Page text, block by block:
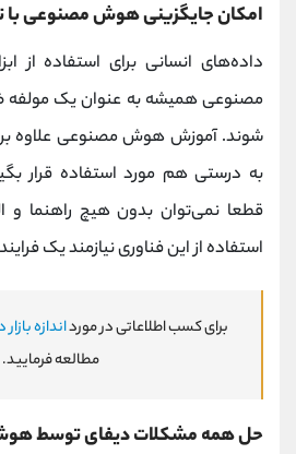
امکان جایگزینی هوش مصنوعی با
داده‌های انسانی برای استفاده از
مصنوعی همیشه به عنوان یک مولفه
شوند. آموزش هوش مصنوعی علاوه
به درستی هم مورد استفاده قرار
قطعا نمی‌توان بدون هیچ راهنما و
استفاده از این فناوری نیازمند یک
برای کسب اطلاعاتی در مورداندازه
مطالعه فرمایید.
حل همه مشکلات دیفای توسط